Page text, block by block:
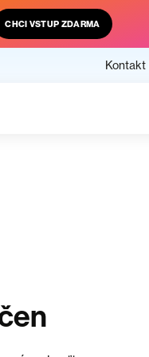
CHCI VSTUP ZDARMA
Kontakt